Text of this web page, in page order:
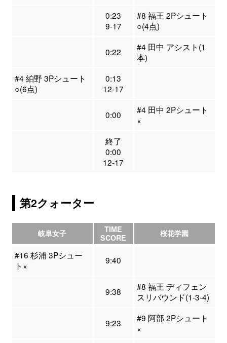
0:23
9-17
#8 福王 2Pシュート
○(4点)
0:22
#4 田中 アシスト(1
本)
#4 絈野 3Pシュート
○(6点)
0:13
12-17
0:00
#4 田中 2Pシュート
×
終了
0:00
12-17
第2クォーター
岐阜女子
TIME
SCORE
桜花学園
#16 杉浦 3Pシュー
ト×
9:40
9:38
#8 福王 ディフェン
スリバウンド(1-3-4)
9:23
#9 阿部 2Pシュート
×